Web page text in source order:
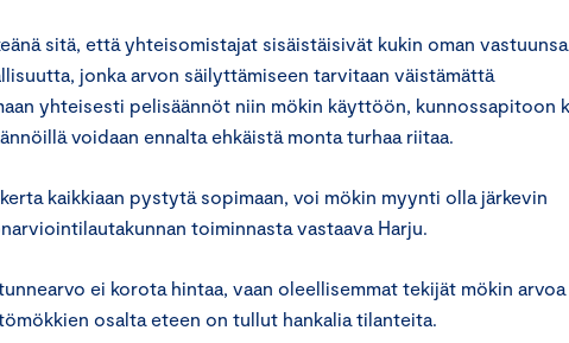
sitä, että yhteisomistajat sisäistäisivät kukin oman vastuunsa
jonka arvon säilyttämiseen tarvitaan väistämättä
yhteisesti pelisäännöt niin mökin käyttöön, kunnossapitoon
voidaan ennalta ehkäistä monta turhaa riitaa.
kaikkiaan pystytä sopimaan, voi mökin myynti olla järkevin
toiminnasta vastaava Harju.
ei korota hintaa, vaan oleellisemmat tekijät mökin arvoa
osalta eteen on tullut hankalia tilanteita.